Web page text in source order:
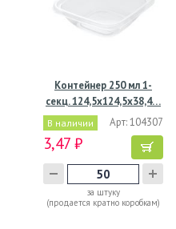
Контейнер 250 мл 1-
секц. 124,5х124,5х38,4…
В наличии Арт: 104307
3,47 ₽
за штуку
(продается кратно коробкам)